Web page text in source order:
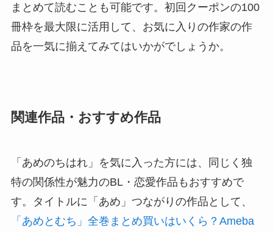
まとめて読むことも可能です。初回クーポンの100
冊枠を最大限に活用して、お気に入りの作家の作
品を一気に揃えてみてはいかがでしょうか。
関連作品・おすすめ作品
「あめのちはれ」を気に入った方には、同じく独
特の関係性が魅力のBL・恋愛作品もおすすめで
す。タイトルに「あめ」つながりの作品として、
「あめとむち」全巻まとめ買いはいくら？Ameba